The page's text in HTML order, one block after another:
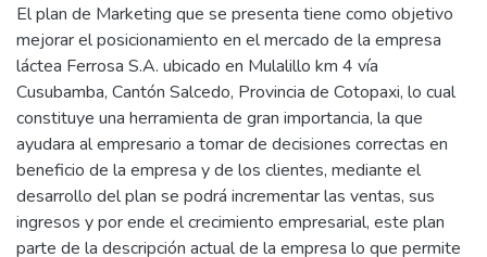
El plan de Marketing que se presenta tiene como objetivo
mejorar el posicionamiento en el mercado de la empresa
láctea Ferrosa S.A. ubicado en Mulalillo km 4 vía
Cusubamba, Cantón Salcedo, Provincia de Cotopaxi, lo cual
constituye una herramienta de gran importancia, la que
ayudara al empresario a tomar de decisiones correctas en
beneficio de la empresa y de los clientes, mediante el
desarrollo del plan se podrá incrementar las ventas, sus
ingresos y por ende el crecimiento empresarial, este plan
parte de la descripción actual de la empresa lo que permite